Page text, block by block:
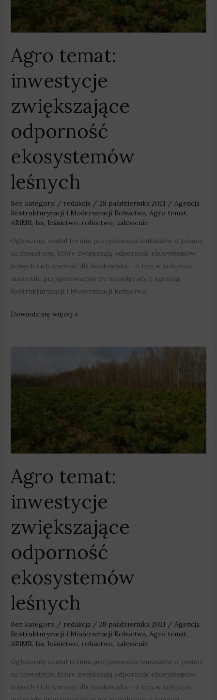
Agro temat:
inwestycje
zwiększające
odporność
ekosystemów
leśnych
Bez kategorii/ redakcja / 28 października 2021 / Agencja
Restrukturyzacji i Modernizacji Rolnictwa, Agro temat,
ARiMR, las, leśnictwo, rolnictwo, zalesienie
Ogłoszony został termin przyjmowania wniosków o pomoc
na inwestycje, które zwiększają odporność ekosystemów
leśnych i ich wartość dla środowiska – o tym w kolejnym
materiale przygotowanym we współpracy z Agencją
Restrukturyzacji i Modernizacji Rolnictwa.
Dowiedz się więcej »
Agro temat:
inwestycje
zwiększające
odporność
ekosystemów
leśnych
Bez kategorii/ redakcja / 28 października 2021 / Agencja
Restrukturyzacji i Modernizacji Rolnictwa, Agro temat,
ARiMR, las, leśnictwo, rolnictwo, zalesienie
Ogłoszony został termin przyjmowania wniosków o pomoc
na inwestycje, które zwiększają odporność ekosystemów
leśnych i ich wartość dla środowiska – o tym w kolejnym
inwestycje
ekosystemów